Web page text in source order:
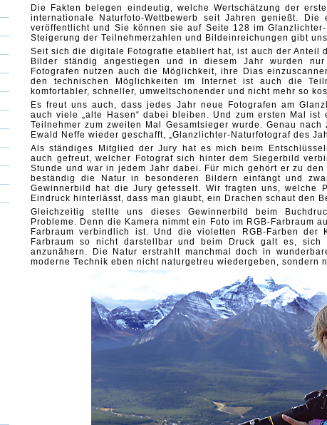
Die Fakten belegen eindeutig, welche Wertschätzung der
internationale Naturfoto-Wettbewerb seit Jahren genießt. Die
veröffentlicht und Sie können sie auf Seite 128 im
Steigerung der Teilnehmerzahlen und Bildeinreichungen gibt
Seit sich die digitale Fotografie etabliert hat, ist auch der Anteil
Bilder ständig angestiegen und in diesem Jahr wurden
Fotografennutzen auch die Möglichkeit, ihre Dias
den technischen Möglichkeiten im Internet ist auch die
komfortabler, schneller, umweltschonender und nicht mehr so
Es freut uns auch, dass jedes Jahr neue Fotografen am
auch viele „alte Hasen“ dabei bleiben. Und zum ersten Mal ist
Teilnehmer zum zweiten Mal Gesamtsieger wurde. Genau
Ewald Neffe wieder geschafft, „Glanzlichter-Naturfotograf des
Als ständiges Mitglied der Jury hat es mich beim
auch gefreut, welcher Fotograf sich hinter dem Siegerbild
Stunde und war in jedem Jahr dabei. Für mich gehört er zu
beständig die Natur in besonderen
Bildern einfängt und
Gewinnerbild hat die Jury gefesselt. Wir fragten uns, welche
Eindruck hinterlässt, dass man glaubt, ein Drachen schaut den
Gleichzeitig stellte uns dieses Gewinnerbild beim
Probleme. Denn die Kamera nimmt ein Foto im RGB-Farbraum
Farbraum verbindlich ist. Und die violetten RGB-Farben der
Farbraum so nicht darstellbar und beim Druck galt es,
anzunähern. Die Natur erstrahlt manchmaldoch in
moderne Technik eben nicht naturgetreu wiedergeben, sondern